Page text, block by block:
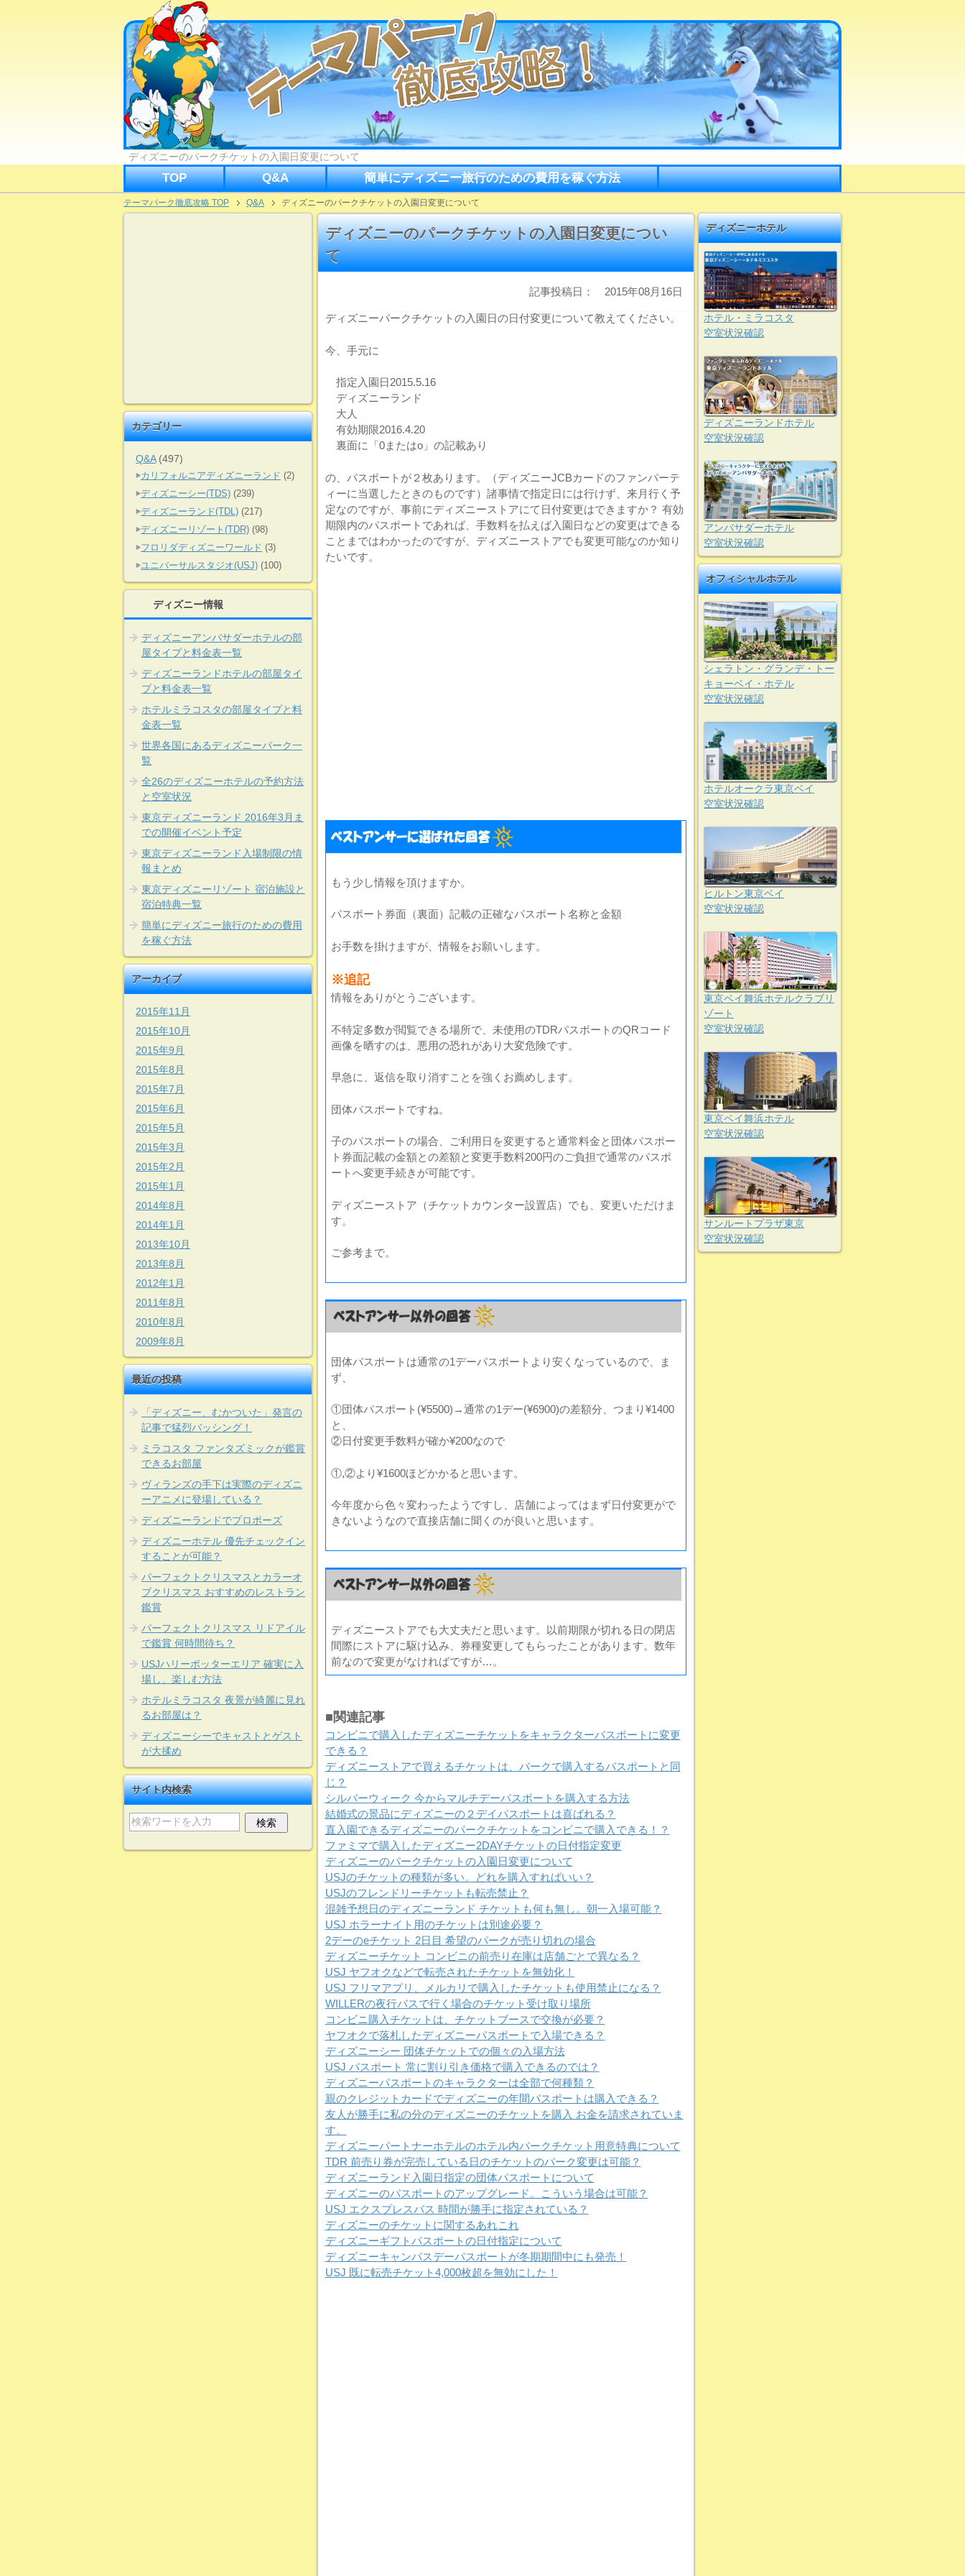
ディズニーのパークチケットの入園日変更について
TOP Q&A 簡単にディズニー旅行のための費用を稼ぐ方法
テーマパーク徹底攻略 TOP Q&A ディズニーのパークチケットの入園日変更について
ディズニーのパークチケットの入園日変更につい
て
記事投稿日： 2015年08月16日
ディズニーパークチケットの入園日の日付変更について教えてください。
今、手元に
指定入園日2015.5.16
ディズニーランド
大人
有効期限2016.4.20
裏面に「0またはo」の記載あり
の、パスポートが２枚あります。（ディズニーJCBカードのファンパーテ
ィーに当選したときのものです）諸事情で指定日には行けず、来月行く予
定なのですが、事前にディズニーストアにて日付変更はできますか？ 有効
期限内のパスポートであれば、手数料を払えば入園日などの変更はできる
ことまではわかったのですが、ディズニーストアでも変更可能なのか知り
たいです。
もう少し情報を頂けますか。
パスポート券面（裏面）記載の正確なパスポート名称と金額
お手数を掛けますが、情報をお願いします。
※追記
情報をありがとうございます。
不特定多数が閲覧できる場所で、未使用のTDRパスポートのQRコード
画像を晒すのは、悪用の恐れがあり大変危険です。
早急に、返信を取り消すことを強くお薦めします。
団体パスポートですね。
子のパスポートの場合、ご利用日を変更すると通常料金と団体パスポー
ト券面記載の金額との差額と変更手数料200円のご負担で通常のパスポ
ートへ変更手続きが可能です。
ディズニーストア（チケットカウンター設置店）でも、変更いただけま
す。
ご参考まで。
団体パスポートは通常の1デーパスポートより安くなっているので、ま
ず、
①団体パスポート(¥5500)→通常の1デー(¥6900)の差額分、つまり¥1400
と、
②日付変更手数料が確か¥200なので
①,②より¥1600ほどかかると思います。
今年度から色々変わったようですし、店舗によってはまず日付変更がで
きないようなので直接店舗に聞くのが良いと思います。
ディズニーストアでも大丈夫だと思います。以前期限が切れる日の閉店
間際にストアに駆け込み、券種変更してもらったことがあります。数年
前なので変更がなければですが…。
■関連記事
コンビニで購入したディズニーチケットをキャラクターパスポートに変更
できる？
ディズニーストアで買えるチケットは、パークで購入するパスポートと同
じ？
シルバーウィーク 今からマルチデーパスポートを購入する方法
結婚式の景品にディズニーの２デイパスポートは喜ばれる？
直入園できるディズニーのパークチケットをコンビニで購入できる！？
ファミマで購入したディズニー2DAYチケットの日付指定変更
ディズニーのパークチケットの入園日変更について
USJのチケットの種類が多い。どれを購入すればいい？
USJのフレンドリーチケットも転売禁止？
混雑予想日のディズニーランド チケットも何も無し。朝一入場可能？
USJ ホラーナイト用のチケットは別途必要？
2デーのeチケット 2日目 希望のパークが売り切れの場合
ディズニーチケット コンビニの前売り在庫は店舗ごとで異なる？
USJ ヤフオクなどで転売されたチケットを無効化！
USJ フリマアプリ、メルカリで購入したチケットも使用禁止になる？
WILLERの夜行バスで行く場合のチケット受け取り場所
コンビニ購入チケットは、チケットブースで交換が必要？
ヤフオクで落札したディズニーパスポートで入場できる？
ディズニーシー 団体チケットでの個々の入場方法
USJ パスポート 常に割り引き価格で購入できるのでは？
ディズニーパスポートのキャラクターは全部で何種類？
親のクレジットカードでディズニーの年間パスポートは購入できる？
友人が勝手に私の分のディズニーのチケットを購入 お金を請求されていま
す。
ディズニーパートナーホテルのホテル内パークチケット用意特典について
TDR 前売り券が完売している日のチケットのパーク変更は可能？
ディズニーランド入園日指定の団体パスポートについて
ディズニーのパスポートのアップグレード。こういう場合は可能？
USJ エクスプレスパス 時間が勝手に指定されている？
ディズニーのチケットに関するあれこれ
ディズニーギフトパスポートの日付指定について
ディズニーキャンパスデーパスポートが冬期期間中にも発売！
USJ 既に転売チケット4,000枚超を無効にした！
カテゴリー
Q&A(497)
カリフォルニアディズニーランド (2)
ディズニーシー(TDS) (239)
ディズニーランド(TDL) (217)
ディズニーリゾート(TDR) (98)
フロリダディズニーワールド (3)
ユニバーサルスタジオ(USJ) (100)
ディズニー情報
ディズニーアンバサダーホテルの部
屋タイプと料金表一覧
ディズニーランドホテルの部屋タイ
プと料金表一覧
ホテルミラコスタの部屋タイプと料
金表一覧
世界各国にあるディズニーパーク一
覧
全26のディズニーホテルの予約方法
と空室状況
東京ディズニーランド 2016年3月ま
での開催イベント予定
東京ディズニーランド入場制限の情
報まとめ
東京ディズニーリゾート 宿泊施設と
宿泊特典一覧
簡単にディズニー旅行のための費用
を稼ぐ方法
アーカイブ
2015年11月
2015年10月
2015年9月
2015年8月
2015年7月
2015年6月
2015年5月
2015年3月
2015年2月
2015年1月
2014年8月
2014年1月
2013年10月
2013年8月
2012年1月
2011年8月
2010年8月
2009年8月
最近の投稿
「ディズニー、むかついた」発言の
記事で猛烈バッシング！
ミラコスタ ファンタズミックが鑑賞
できるお部屋
ヴィランズの手下は実際のディズニ
ーアニメに登場している？
ディズニーランドでプロポーズ
ディズニーホテル 優先チェックイン
することが可能？
パーフェクトクリスマスとカラーオ
ブクリスマス おすすめのレストラン
鑑賞
パーフェクトクリスマス リドアイル
で鑑賞 何時間待ち？
USJハリーポッターエリア 確実に入
場し、楽しむ方法
ホテルミラコスタ 夜景が綺麗に見れ
るお部屋は？
ディズニーシーでキャストとゲスト
が大揉め
サイト内検索
ディズニーホテル
ホテル・ミラコスタ
空室状況確認
ディズニーランドホテル
空室状況確認
アンバサダーホテル
空室状況確認
オフィシャルホテル
シェラトン・グランデ・トー
キョーベイ・ホテル
空室状況確認
ホテルオークラ東京ベイ
空室状況確認
ヒルトン東京ベイ
空室状況確認
東京ベイ舞浜ホテルクラブリ
ゾート
空室状況確認
東京ベイ舞浜ホテル
空室状況確認
サンルートプラザ東京
空室状況確認